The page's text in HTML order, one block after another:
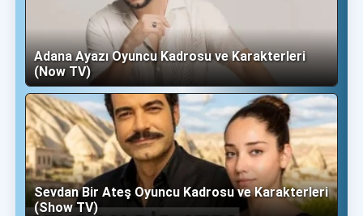
Adana Ayazı Oyuncu Kadrosu ve Karakterleri
(Now TV)
Sevdan Bir Ateş Oyuncu Kadrosu ve Karakterleri
(Show TV)